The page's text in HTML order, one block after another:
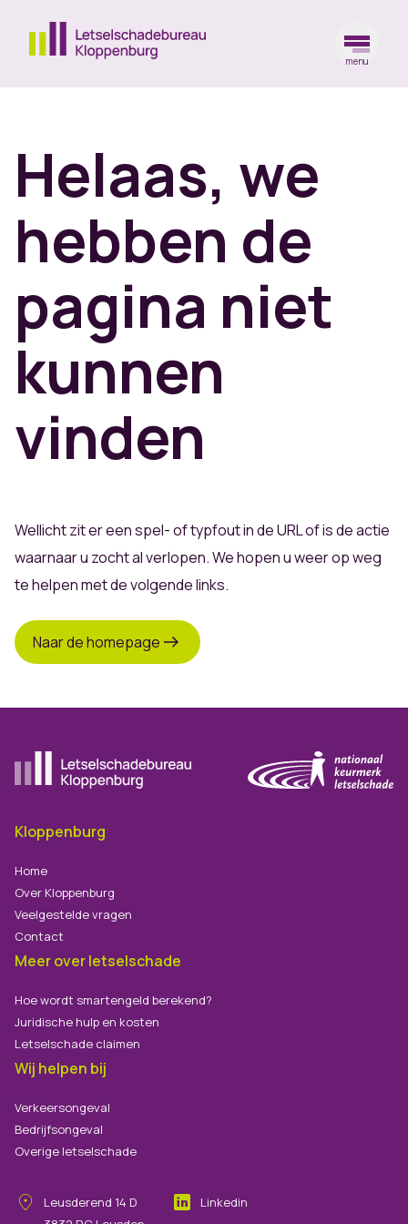
menu
Helaas, we
hebben de
pagina niet
kunnen
vinden
Wellicht zit er een spel- of typfout in de URL of is de actie
waarnaar u zocht al verlopen. We hopen u weer op weg
te helpen met de volgende links.
Naar de homepage
Kloppenburg
Home
Over Kloppenburg
Veelgestelde vragen
Contact
Meer over letselschade
Hoe wordt smartengeld berekend?
Juridische hulp en kosten
Letselschade claimen
Wij helpen bij
Verkeersongeval
Bedrijfsongeval
Overige letselschade
Leusderend 14 D
Linkedin